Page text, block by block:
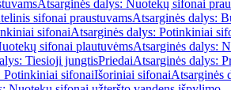
Atsarginės dalys: Nuotekų sifonai
sifonai praustuvamsAtsarginės dalys:
sifonaiAtsarginės dalys: Potinkiniai
sifonai plautuvėmsAtsarginės dalys:
Tiesioji jungtisPriedaiAtsarginės dalys:
Potinkiniai sifonaiIšoriniai sifonaiAtsarginės